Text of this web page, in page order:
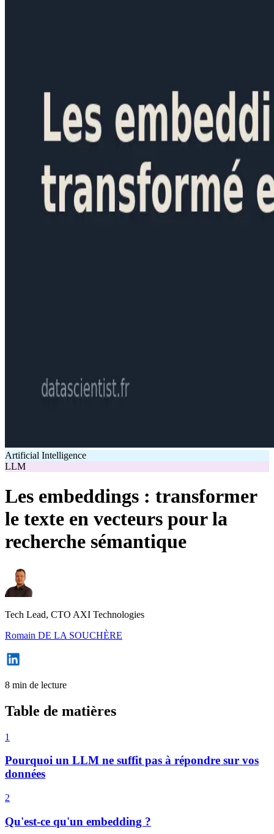
Artificial Intelligence
LLM
Les embeddings : transformer
le texte en vecteurs pour la
recherche sémantique
Tech Lead, CTO AXI Technologies
Romain DE LA SOUCHÈRE
8 min de lecture
Table de matières
1
Pourquoi un LLM ne suffit pas à répondre sur vos
données
2
Qu'est-ce qu'un embedding ?